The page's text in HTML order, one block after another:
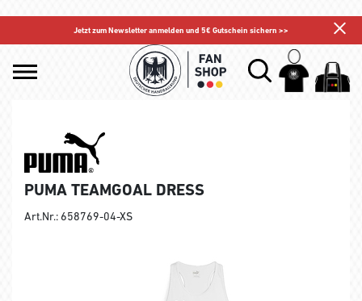
Jetzt zum Newsletter anmelden und 5€ Gutschein sichern >>
PUMA TEAMGOAL DRESS
Art.Nr.: 658769-04-XS